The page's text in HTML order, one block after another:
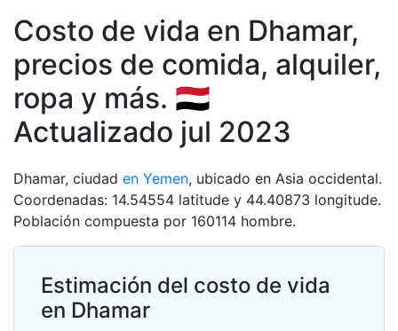
Costo de vida en Dhamar,
precios de comida, аlquiler,
ropa y más. 🇾🇪
Actualizado jul 2023
Dhamar, ciudad en Yemen, ubicado en Asia occidental.
Coordenadas: 14.54554 latitude y 44.40873 longitude.
Población compuesta por 160114 hombre.
Estimación del costo de vida
en Dhamar